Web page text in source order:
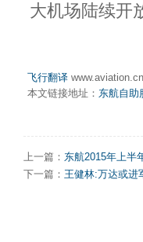
大机场陆续开
飞行翻译 www.aviation.cn
本文链接地址： 东航自助
上一篇： 东航2015年上半
下一篇： 王健林:万达或进